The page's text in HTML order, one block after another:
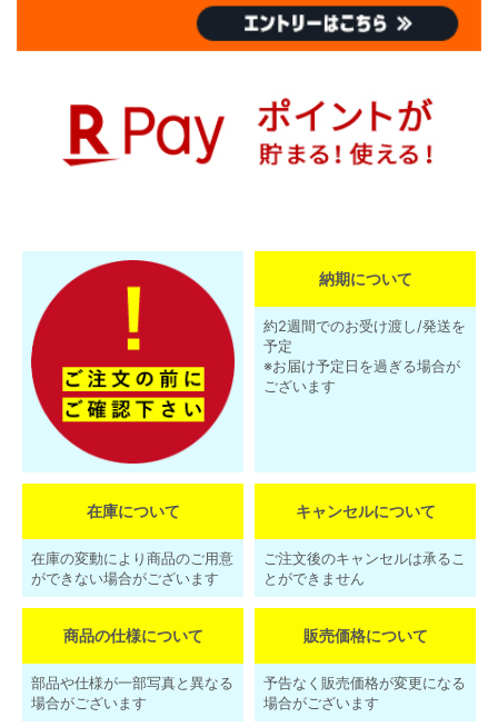
納期について
約2週間でのお受け渡し/発送を
予定
※お届け予定日を過ぎる場合が
ございます
在庫について
在庫の変動により商品のご用意
ができない場合がございます
キャンセルについて
ご注文後のキャンセルは承るこ
とができません
商品の仕様について
部品や仕様が一部写真と異なる
場合がございます
販売価格について
予告なく販売価格が変更になる
場合がございます